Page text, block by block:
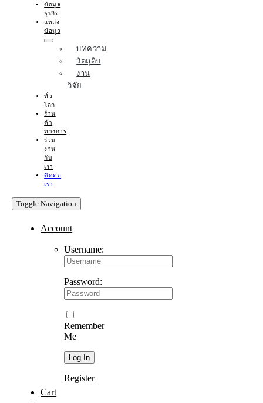
ข้อมูล
ธุรกิจ
แหล่ง
ข้อมูล
บทความ
วัตถุดิบ
งาน
วิจัย
ทั่ว
โลก
ร้าน
ค้า
ทางการ
ร่วม
งาน
กับ
เรา
ติดต่อ
เรา
Toggle Navigation
Account
Username:
Password:
Remember
Me
Register
Cart